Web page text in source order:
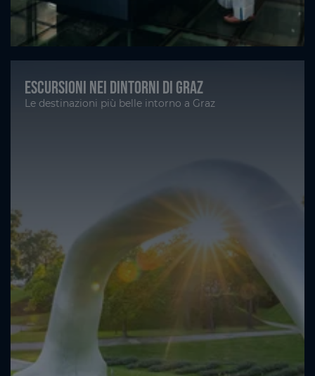
Escursioni nei dintorni di Graz
Le destinazioni più belle intorno a Graz